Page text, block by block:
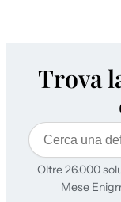
Trova
Cerca
Oltre 26.000
Mese